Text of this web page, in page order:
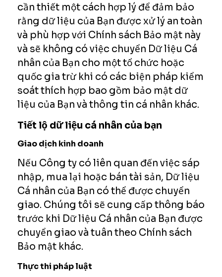
cần thiết một cách hợp lý để đảm bảo
rằng dữ liệu của Bạn được xử lý an toàn
và phù hợp với Chính sách Bảo mật này
và sẽ không có việc chuyển Dữ liệu Cá
nhân của Bạn cho một tổ chức hoặc
quốc gia trừ khi có các biện pháp kiểm
soát thích hợp bao gồm bảo mật dữ
liệu của Bạn và thông tin cá nhân khác.
Tiết lộ dữ liệu cá nhân của bạn
Giao dịch kinh doanh
Nếu Công ty có liên quan đến việc sáp
nhập, mua lại hoặc bán tài sản, Dữ liệu
Cá nhân của Bạn có thể được chuyển
giao. Chúng tôi sẽ cung cấp thông báo
trước khi Dữ liệu Cá nhân của Bạn được
chuyển giao và tuân theo Chính sách
Bảo mật khác.
Thực thi pháp luật